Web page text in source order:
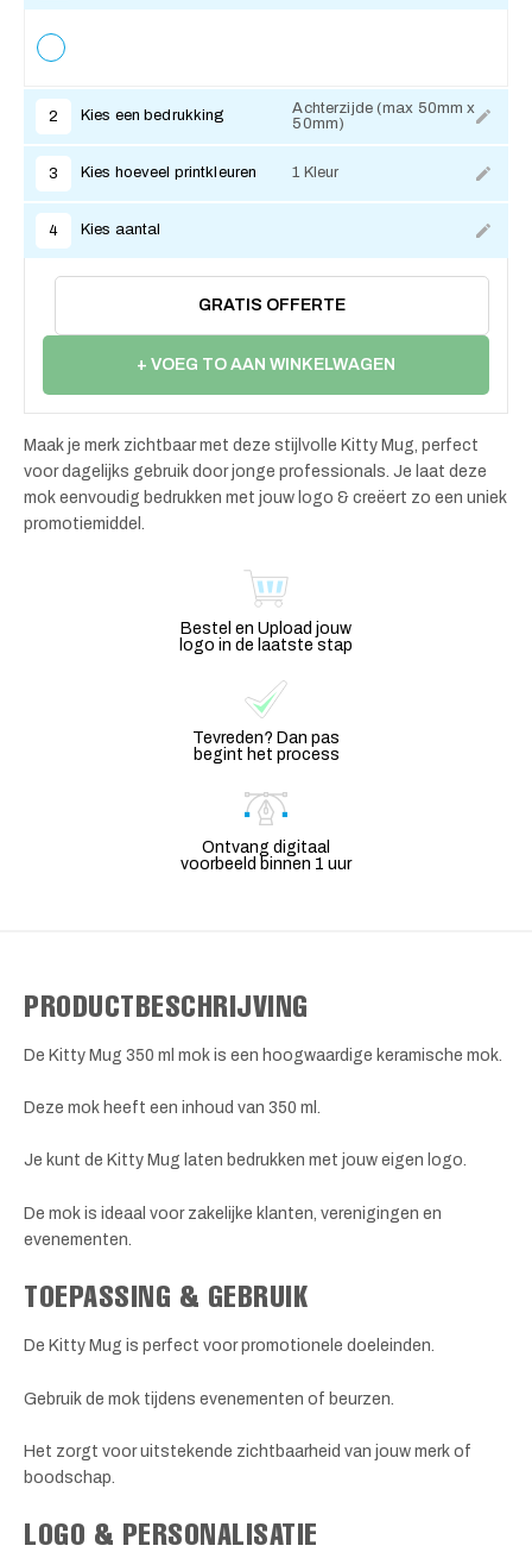
2 Kies een bedrukking
Achterzijde (max 50mm x
50mm)
3 Kies hoeveel printkleuren 1 Kleur
4 Kies aantal
GRATIS OFFERTE
+ VOEG TO AAN WINKELWAGEN
Maak je merk zichtbaar met deze stijlvolle Kitty Mug, perfect
voor dagelijks gebruik door jonge professionals. Je laat deze
mok eenvoudig bedrukken met jouw logo & creëert zo een uniek
promotiemiddel.
Bestel en Upload jouw
logo in de laatste stap
Tevreden? Dan pas
begint het process
Ontvang digitaal
voorbeeld binnen 1 uur
PRODUCTBESCHRIJVING
De Kitty Mug 350 ml mok is een hoogwaardige keramische mok.
Deze mok heeft een inhoud van 350 ml.
Je kunt de Kitty Mug laten bedrukken met jouw eigen logo.
De mok is ideaal voor zakelijke klanten, verenigingen en
evenementen.
TOEPASSING & GEBRUIK
De Kitty Mug is perfect voor promotionele doeleinden.
Gebruik de mok tijdens evenementen of beurzen.
Het zorgt voor uitstekende zichtbaarheid van jouw merk of
boodschap.
LOGO & PERSONALISATIE